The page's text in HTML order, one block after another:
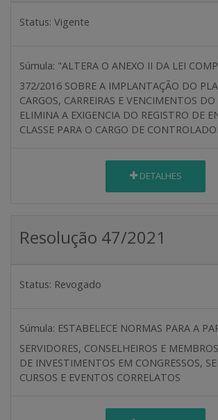
Status: Vigente
Súmula: "ALTERA O ANEXO II DA LEI
372/2016 SOBRE A IMPLANTAÇÃO DO
CARGOS, CARREIRAS E VENCIMENTOS
ELIMINA A EXIGENCIA DO REGISTRO DE
CLASSE PARA O CARGO DE
DETALHES
Resolução 47/2021
Status: Revogado
Súmula: ESTABELECE NORMAS PARA A
SERVIDORES, CONSELHEIROS E
DE INVESTIMENTOS EM CONGRESSOS,
CURSOS E EVENTOS CORRELATOS